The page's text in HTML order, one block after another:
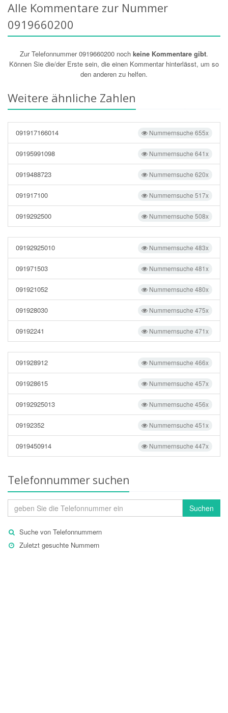
Alle Kommentare zur Nummer
0919660200
Zur Telefonnummer 0919660200 noch keine Kommentare gibt.
Können Sie die/der Erste sein, die einen Kommentar hinterlässt, um so
den anderen zu helfen.
Weitere ähnliche Zahlen
Nummernsuche 655x
091917166014
Nummernsuche 641x
09195991098
Nummernsuche 620x
0919488723
Nummernsuche 517x
091917100
Nummernsuche 508x
0919292500
Nummernsuche 483x
09192925010
Nummernsuche 481x
091971503
Nummernsuche 480x
091921052
Nummernsuche 475x
091928030
Nummernsuche 471x
09192241
Nummernsuche 466x
091928912
Nummernsuche 457x
091928615
Nummernsuche 456x
09192925013
Nummernsuche 451x
09192352
Nummernsuche 447x
0919450914
Telefonnummer suchen
Suchen
Suche von Telefonnummern
Zuletzt gesuchte Nummern